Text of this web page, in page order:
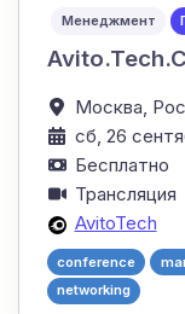
Менеджмент
Москва,
сб, 26
Бесплатно
Трансляция
AvitoTech
conference
networking